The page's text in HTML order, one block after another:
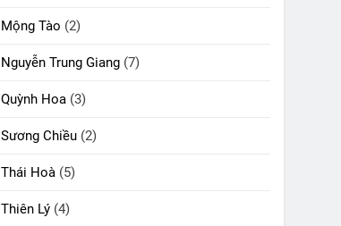
Mộng Tào (2)
Nguyễn Trung Giang (7)
Quỳnh Hoa (3)
Sương Chiều (2)
Thái Hoà (5)
Thiên Lý (4)